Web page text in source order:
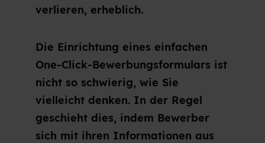
verlieren, erheblich.
Die Einrichtung eines einfachen
One-Click-Bewerbungsformulars ist
nicht so schwierig, wie Sie
vielleicht denken. In der Regel
geschieht dies, indem Bewerber
sich mit ihren Informationen aus